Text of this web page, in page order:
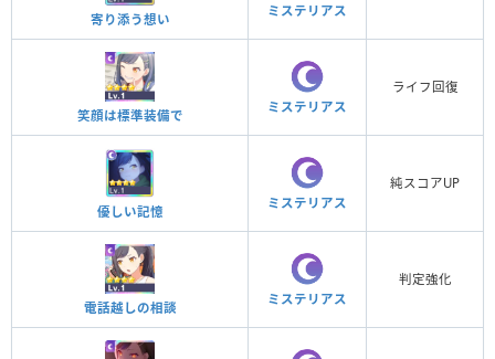
寄り添う想い
ミステリアス
笑顔は標準装備で
ミステリアス
ライフ回復
優しい記憶
ミステリアス
純スコアUP
電話越しの相談
ミステリアス
判定強化